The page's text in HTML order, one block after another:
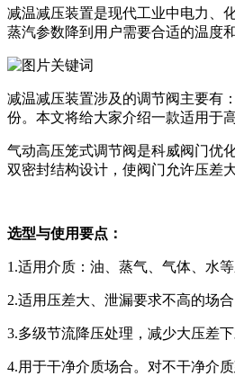
减温减压装置是现代工业中电力、
蒸汽参数降到用户需要合适的温度
减温减压装置涉及的调节阀主要有
份。本文将给大家介绍一款适用于
气动高压笼式调节阀是科威阀门优
双密封结构设计，使阀门允许压差
选型与使用要点：
1.适用介质：油、蒸气、气体、水等
2.适用压差大、泄漏要求不高的场合
3.多级节流降压处理，减少大压差
4.用于干净介质场合。对不干净介